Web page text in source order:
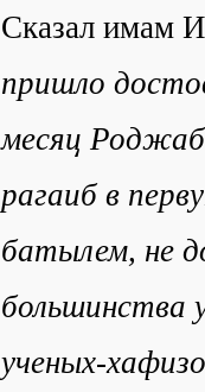
Сказал имам
пришло
месяц
рагаиб в
батылем, не
большинства
ученых-